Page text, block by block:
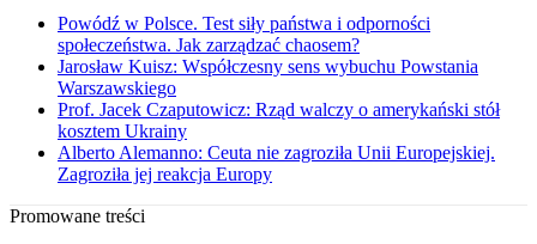
Powódź w Polsce. Test siły państwa i odporności
społeczeństwa. Jak zarządzać chaosem?
Jarosław Kuisz: Współczesny sens wybuchu Powstania
Warszawskiego
Prof. Jacek Czaputowicz: Rząd walczy o amerykański stół
kosztem Ukrainy
Alberto Alemanno: Ceuta nie zagroziła Unii Europejskiej.
Zagroziła jej reakcja Europy
Promowane treści